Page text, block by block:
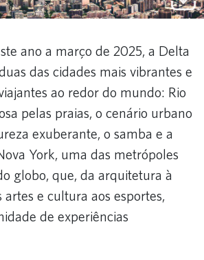
ano a março de 2025, a Delta
das cidades mais vibrantes e
ao redor do mundo: Rio
pelas praias, o cenário urbano
exuberante, o samba e a
York, uma das metrópoles
globo, que, da arquitetura à
artes e cultura aos esportes,
de experiências